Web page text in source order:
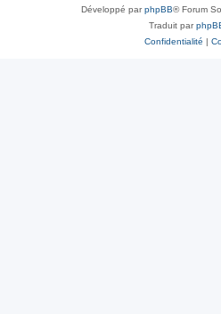
Développé parphpBB® Forum
Traduit par
Confidentialité |